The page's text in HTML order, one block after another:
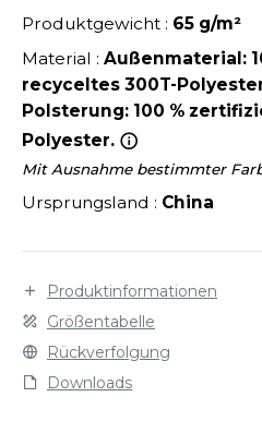
LABEL / TEAR AWAY
HIVIZ
OF THE LOOM
OF THE LOOM VINTAGE
Produktgewicht : 65 g/m²
Material : Außenmaterial:
recyceltes 300T-
Polsterung: 100 %
Polyester.
Mit Ausnahme bestimmter
Ursprungsland : China
Produktinformationen
Größentabelle
Rückverfolgung
Downloads